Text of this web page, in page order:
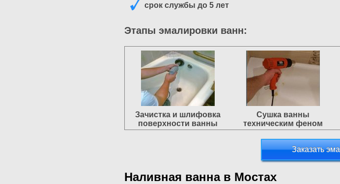
срок службы до 5 лет
Этапы эмалировки ванн:
Зачистка и шлифовка
поверхности ванны
Сушка ванны
техническим феном
Заказать
Наливная ванна в Мостах